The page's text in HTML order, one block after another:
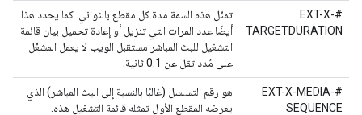
#EXT-X-
TARGETDURATION
تمثّل هذه السمة مدة كل مقطع بالثواني. كما يحدد هذا
أيضًا عدد المرات التي تنزيل أو إعادة تحميل بيان قائمة
التشغيل للبث المباشر مستقبل الويب لا يعمل المشغّل
على مُدد تقل عن 0.1 ثانية.
#EXT-X-MEDIA-
SEQUENCE
هو رقم التسلسل (غالبًا بالنسبة إلى البث المباشر) الذي
يعرضه المقطع الأول تمثله قائمة التشغيل هذه.